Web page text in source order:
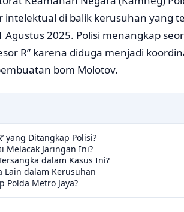
intelektual di balik kerusuhan yang
Agustus 2025. Polisi menangkap
R” karena diduga menjadi
bom Molotov.
yang Ditangkap Polisi?
Melacak Jaringan Ini?
dalam Kasus Ini?
Lain dalam Kerusuhan
Polda Metro Jaya?